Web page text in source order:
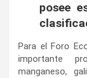
posee
Para el Foro
importante
manganeso,